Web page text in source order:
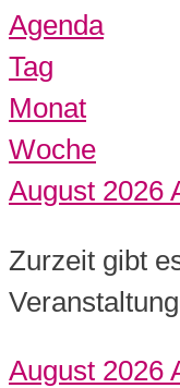
Agenda
Tag
Monat
Woche
August 2026
Zurzeit gibt
August 2026